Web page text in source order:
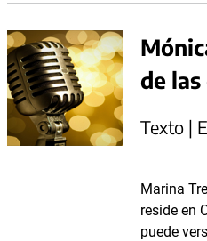
de
Texto |
Marina
reside en
puede